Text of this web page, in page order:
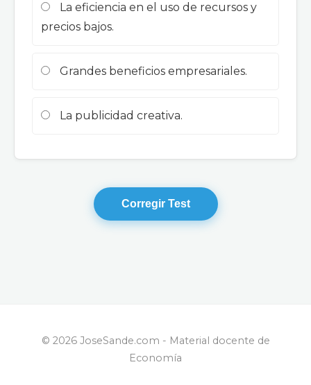
La eficiencia en el uso de recursos y
precios bajos.
Grandes beneficios empresariales.
La publicidad creativa.
Corregir Test
© 2026 JoseSande.com - Material docente de
Economía